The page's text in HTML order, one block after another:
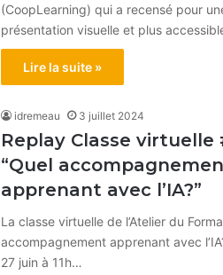
(CoopLearning) qui a recensé pour
présentation visuelle et plus
Lire la suite »
idremeau 3 juillet 2024
Replay Classe virtuelle
“Quel
apprenant avec l’IA?”
La classe virtuelle de l’Atelier du
accompagnement apprenant avec
27 juin à 11h…